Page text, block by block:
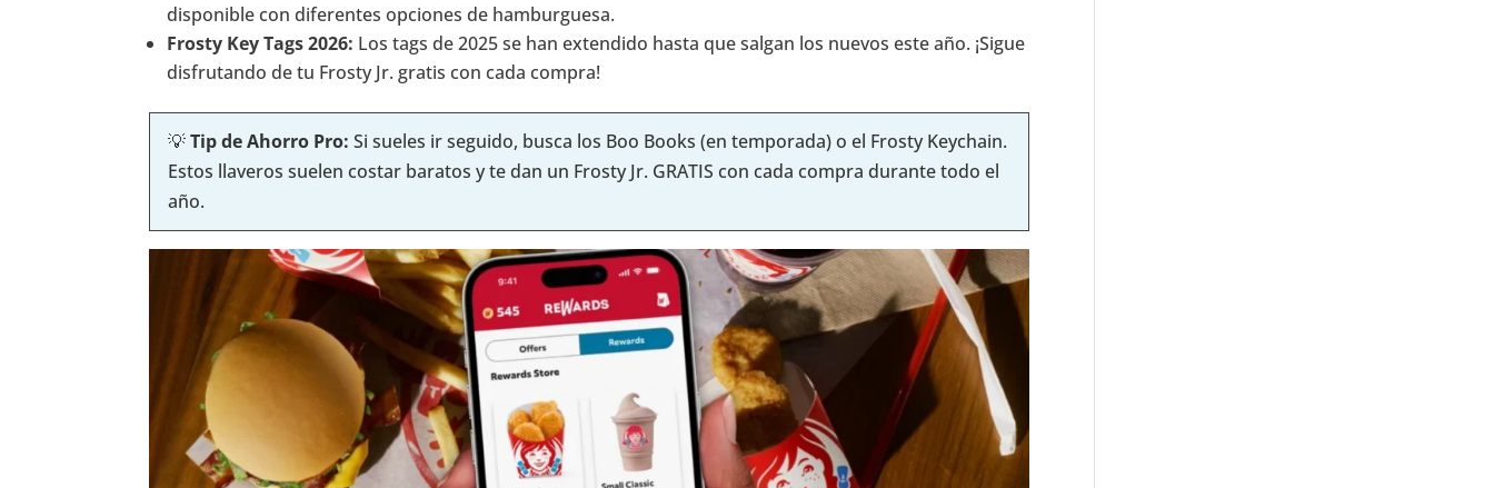
disponible con diferentes opciones de hamburguesa.
Frosty Key Tags 2026: Los tags de 2025 se han extendido hasta que salgan los nuevos este año. ¡Sigue
disfrutando de tu Frosty Jr. gratis con cada compra!
💡Tip de Ahorro Pro:Si sueles ir seguido, busca los Boo Books (en temporada) o el Frosty Keychain.
Estos llaveros suelen costar baratos y te dan un Frosty Jr. GRATIS con cada compra durante todo el
año.